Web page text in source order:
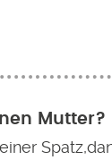
Mutter?